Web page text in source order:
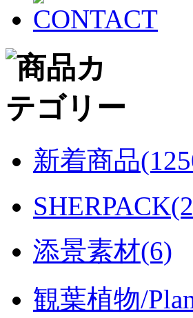
新着商品
添景素材(6)
観葉植物/